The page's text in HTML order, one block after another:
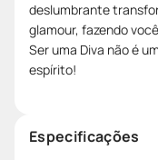
deslumbrante
glamour, fazendo
Ser uma Diva não é
espírito!
Especificações